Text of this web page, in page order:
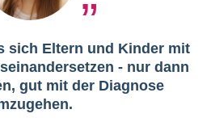
sich Eltern und Kinder mit
- nur dann
gut mit der Diagnose